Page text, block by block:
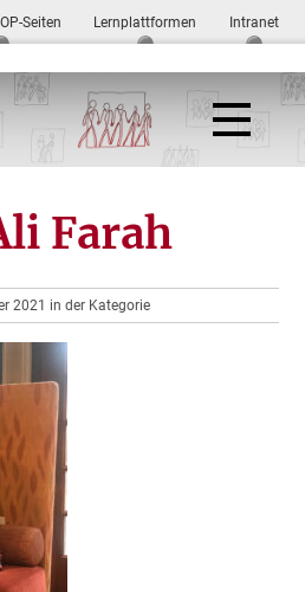
Seiten Lernplattformen Intranet
Farah
2021 in der Kategorie